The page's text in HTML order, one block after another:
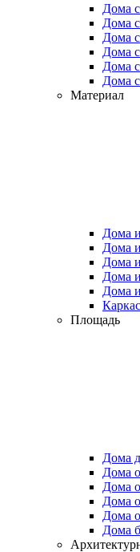
Дома
Дома
Дома
Дома
Дома
Дома
Материал
Дома
Дома
Дома
Дома
Дома
Площадь
Дома
Дома
Дома
Дома
Дома
Дома